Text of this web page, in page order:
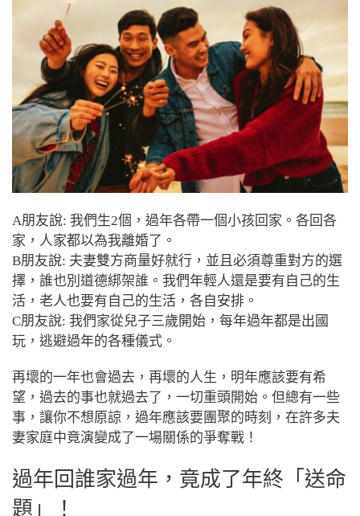
A朋友說: 我們生2個，過年各帶一個小孩回家。各回各
家，人家都以為我離婚了。
B朋友說: 夫妻雙方商量好就行，並且必須尊重對方的選
擇，誰也別道德綁架誰。我們年輕人還是要有自己的生
活，老人也要有自己的生活，各自安排。
C朋友說: 我們家從兒子三歲開始，每年過年都是出國
玩，逃避過年的各種儀式。
再壞的一年也會過去，再壞的人生，明年應該要有希
望，過去的事也就過去了，一切重頭開始。但總有一些
事，讓你不想原諒， 過年應該要團聚的時刻，在許多夫
妻家庭中竟演變成了一場關係的爭奪戰！
過年回誰家過年，竟成了年終「送命
題」！